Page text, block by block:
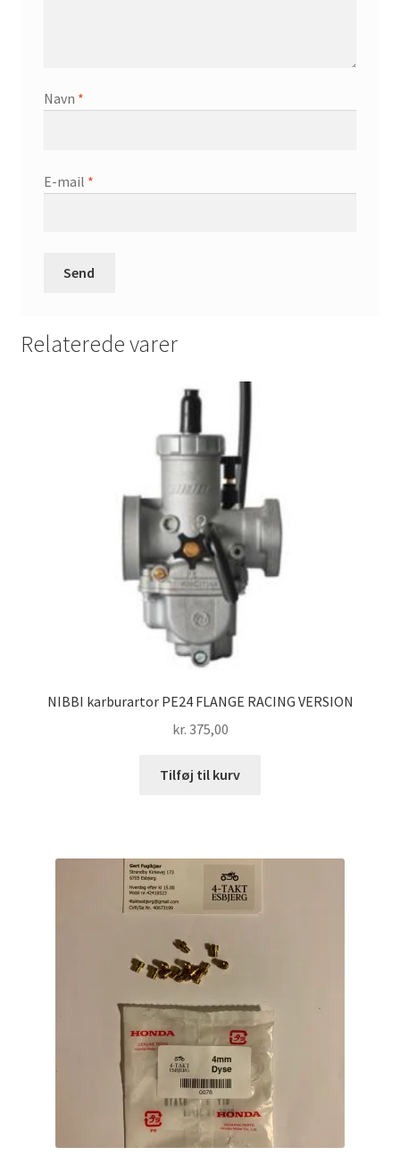
Navn *
E-mail *
Relaterede varer
NIBBI karburartor PE24 FLANGE RACING VERSION
kr. 375,00
Tilføj til kurv